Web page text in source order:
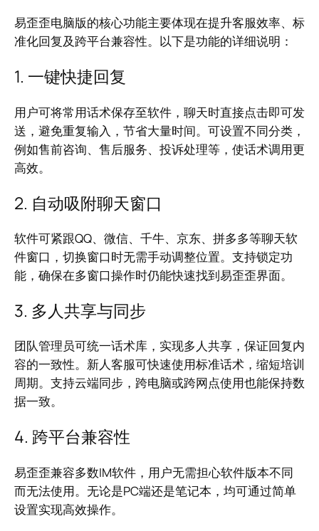
易歪歪电脑版的核心功能主要体现在提升客服效率、标
准化回复及跨平台兼容性。以下是功能的详细说明：
1. 一键快捷回复
用户可将常用话术保存至软件，聊天时直接点击即可发
送，避免重复输入，节省大量时间。可设置不同分类，
例如售前咨询、售后服务、投诉处理等，使话术调用更
高效。
2. 自动吸附聊天窗口
软件可紧跟QQ、微信、千牛、京东、拼多多等聊天软
件窗口，切换窗口时无需手动调整位置。支持锁定功
能，确保在多窗口操作时仍能快速找到易歪歪界面。
3. 多人共享与同步
团队管理员可统一话术库，实现多人共享，保证回复内
容的一致性。新人客服可快速使用标准话术，缩短培训
周期。支持云端同步，跨电脑或跨网点使用也能保持数
据一致。
4. 跨平台兼容性
易歪歪兼容多数IM软件，用户无需担心软件版本不同
而无法使用。无论是PC端还是笔记本，均可通过简单
设置实现高效操作。